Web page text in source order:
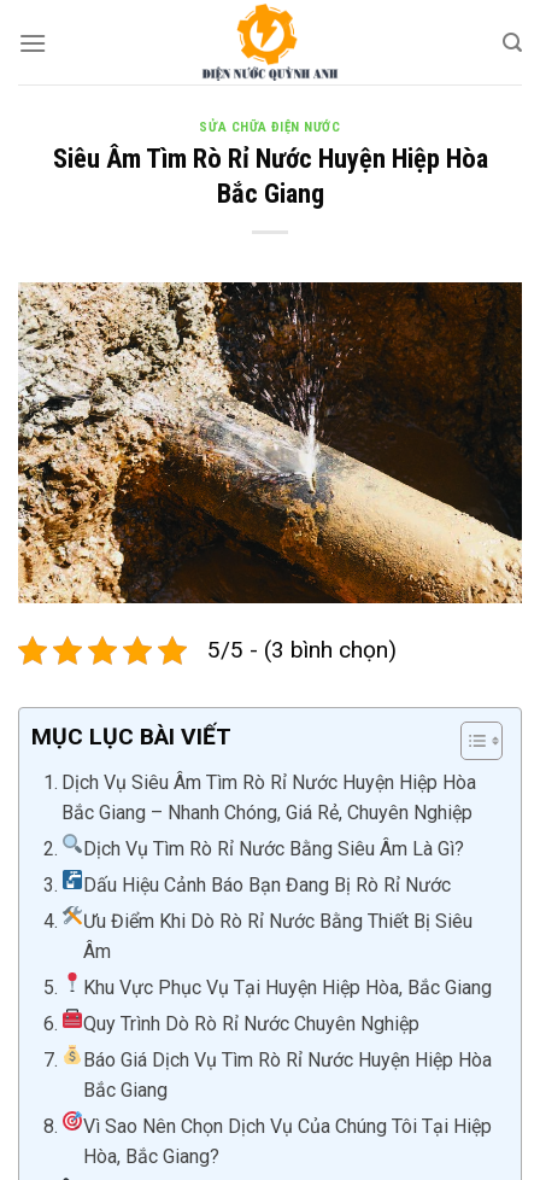
SỬA CHỮA ĐIỆN NƯỚC
Siêu Âm Tìm Rò Rỉ Nước Huyện Hiệp Hòa
Bắc Giang
5/5 - (3 bình chọn)
MỤC LỤC BÀI VIẾT
Dịch Vụ Siêu Âm Tìm Rò Rỉ Nước Huyện Hiệp Hòa
Bắc Giang – Nhanh Chóng, Giá Rẻ, Chuyên Nghiệp
Dịch Vụ Tìm Rò Rỉ Nước Bằng Siêu Âm Là Gì?
Dấu Hiệu Cảnh Báo Bạn Đang Bị Rò Rỉ Nước
Ưu Điểm Khi Dò Rò Rỉ Nước Bằng Thiết Bị Siêu
Âm
Khu Vực Phục Vụ Tại Huyện Hiệp Hòa, Bắc Giang
Quy Trình Dò Rò Rỉ Nước Chuyên Nghiệp
Báo Giá Dịch Vụ Tìm Rò Rỉ Nước Huyện Hiệp Hòa
Bắc Giang
Vì Sao Nên Chọn Dịch Vụ Của Chúng Tôi Tại Hiệp
Hòa, Bắc Giang?